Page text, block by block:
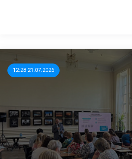
12:28 21.07.2026